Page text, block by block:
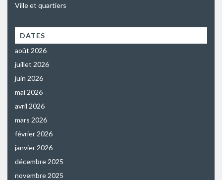
Ville et quartiers
DATES
août 2026
juillet 2026
juin 2026
mai 2026
avril 2026
mars 2026
février 2026
janvier 2026
décembre 2025
novembre 2025